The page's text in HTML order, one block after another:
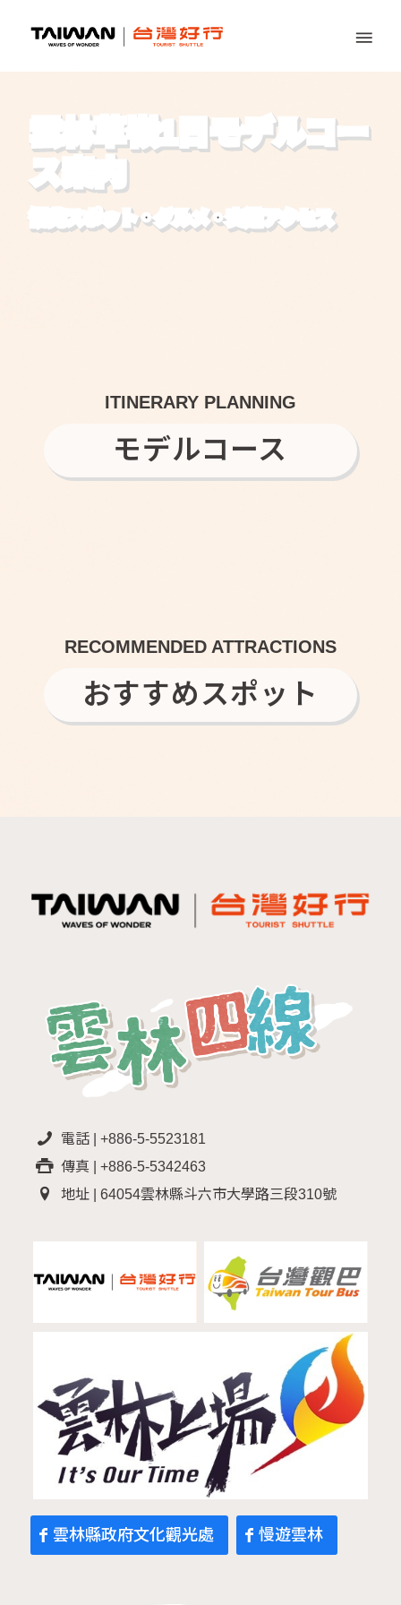
雲林草嶺1日モデルコー
ス案内
観光スポット・グルメ・交通アクセス
ITINERARY PLANNING
モデルコース
RECOMMENDED ATTRACTIONS
おすすめスポット
電話 | +886-5-5523181
傳真 | +886-5-5342463
地址 | 64054雲林縣斗六市大學路三段310號
雲林縣政府文化觀光處 慢遊雲林